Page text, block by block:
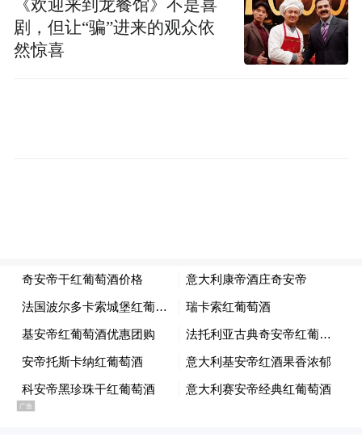
色列当初设定的战争目标是摧毁伊朗的导弹
能力、摧毁伊朗海军、阻止伊朗获得核武
器，以及阻止伊朗向“境外恐怖组织”提供武
今年的中期选举中或被选民抛弃。特朗普3月
9日接连释放战争快要结束了的消息。
此外，美军的伤亡也使得特朗普面临国内压
力。加州州长纽森3月8日在社交媒体X上发
文谈及美军人员的死亡。他讽刺说：“不过别
《欢迎来到龙餐馆》不是喜
剧，但让“骗”进来的观众依
然惊喜